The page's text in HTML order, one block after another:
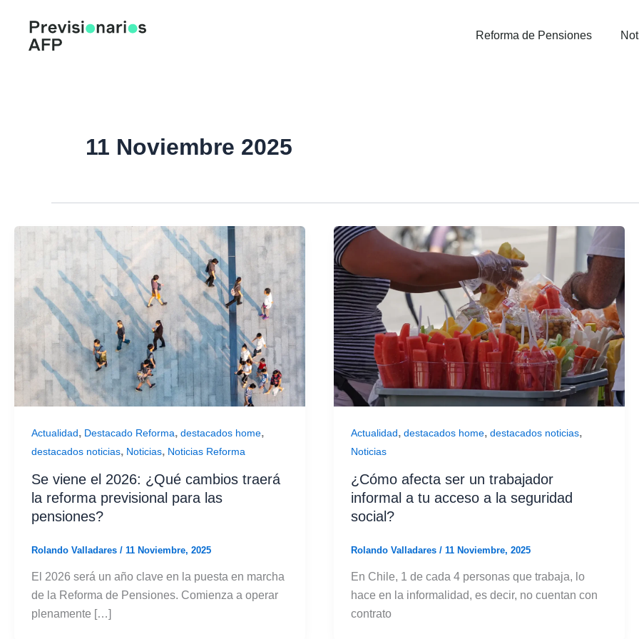
contenido
Reforma de Pensiones
11 Noviembre 2025
Actualidad, Destacado Reforma, destacados home,
destacados noticias, Noticias, Noticias Reforma
Se viene el 2026: ¿Qué cambios traerá
la reforma previsional para las
pensiones?
Rolando Valladares / 11 Noviembre, 2025
El 2026 será un año clave en la puesta en marcha
de la Reforma de Pensiones. Comienza a operar
plenamente […]
Actualidad, destacados home, destacados noticias,
Noticias
¿Cómo afecta ser un trabajador
informal a tu acceso a la seguridad
social?
Rolando Valladares / 11 Noviembre, 2025
En Chile, 1 de cada 4 personas que trabaja, lo
hace en la informalidad, es decir, no cuentan con
contrato